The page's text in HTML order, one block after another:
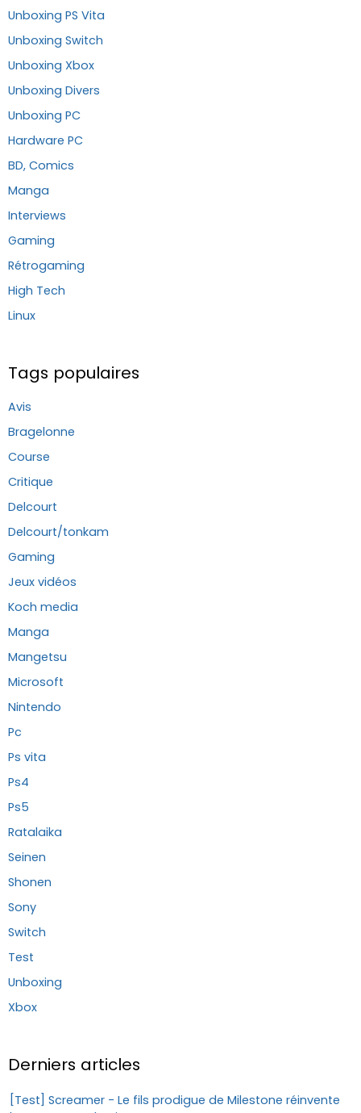
Unboxing PS Vita
Unboxing Switch
Unboxing Xbox
Unboxing Divers
Unboxing PC
Hardware PC
BD, Comics
Manga
Interviews
Gaming
Rétrogaming
High Tech
Linux
Tags populaires
Avis
Bragelonne
Course
Critique
Delcourt
Delcourt/tonkam
Gaming
Jeux vidéos
Koch media
Manga
Mangetsu
Microsoft
Nintendo
Pc
Ps vita
Ps4
Ps5
Ratalaika
Seinen
Shonen
Sony
Switch
Test
Unboxing
Xbox
Derniers articles
[Test] Screamer - Le fils prodigue de Milestone réinvente